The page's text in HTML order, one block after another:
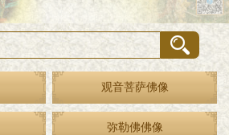
观音菩萨佛像
弥勒佛佛像